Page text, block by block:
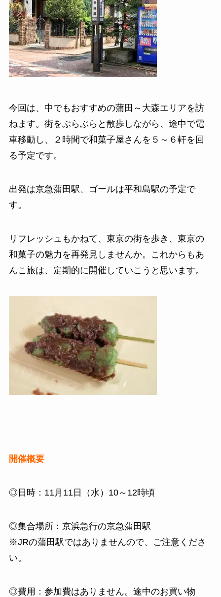
今回は、中でもおすすめの蒲田～大森エリアを訪
ねます。街をぶらぶらと散歩しながら、途中で電
車移動し、２時間で和菓子屋さんを５～６軒を回
る予定です。
出発は京急蒲田駅、ゴールは平和島駅の予定で
す。
リフレッシュもかねて、東京の街を歩き、東京の
和菓子の魅力を再発見しませんか。これからもあ
んこ旅は、定期的に開催していこうと思います。
開催概要
◎日時：11月11日（水）10～12時頃
◎集合場所：京浜急行の京急蒲田駅
※JRの蒲田駅ではありませんので、ご注意くださ
い。
◎費用：参加費はありません。途中のお買い物